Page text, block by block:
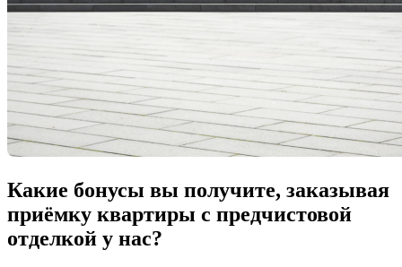
Какие бонусы вы получите, заказывая
приёмку квартиры с предчистовой
отделкой у нас?